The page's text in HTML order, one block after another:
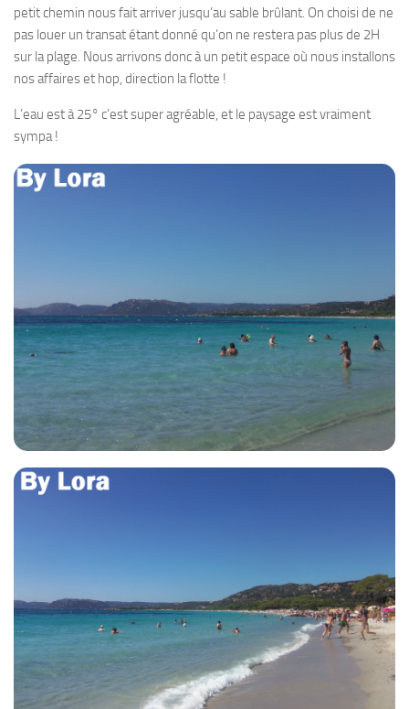
petit chemin nous fait arriver jusqu’au sable brûlant. On choisi de ne
pas louer un transat étant donné qu’on ne restera pas plus de 2H
sur la plage. Nous arrivons donc à un petit espace où nous installons
nos affaires et hop, direction la flotte !
L’eau est à 25° c’est super agréable, et le paysage est vraiment
sympa !